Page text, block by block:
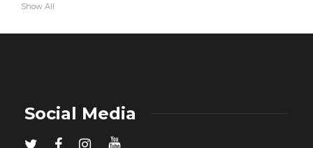
Show All
Social Media